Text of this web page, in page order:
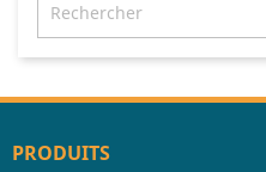
PRODUITS